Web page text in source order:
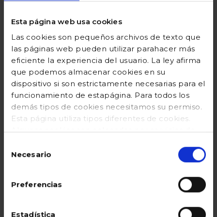
Esta página web usa cookies
Las cookies son pequeños archivos de texto que
las páginas web pueden utilizar parahacer más
eficiente la experiencia del usuario. La ley afirma
que podemos almacenar cookies en su
dispositivo si son estrictamente necesarias para el
funcionamiento de estapágina. Para todos los
demás tipos de cookies necesitamos su permiso.
Esta página utiliza tipos diferentes de cookies.
Algunas cookies son colocadas por servicios de
cualquier momento puede cambiar o retirar su
consentimiento desde la Declaración de cookies
en nuestro sitio web. Obtenga más información
sobre quiénes somos, cómo puede contactarnos
nuestraPolítica de cookies
deNecesario
Preferencias
Estadística
cuello mao lisa
Precio reducido desde
42,99 €hasta
17,20 €
Añadir
Valoración del cliente 4,5 de 5
Precio reducido desde
22,99 €hasta
9,20 €
Añadir
Valoración del cliente 4,9